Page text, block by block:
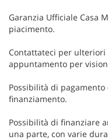
Garanzia Ufficiale Casa
piacimento.
Contattateci per
appuntamento per
Possibilità di
finanziamento.
Possibilità di finanziare
una parte, con varie